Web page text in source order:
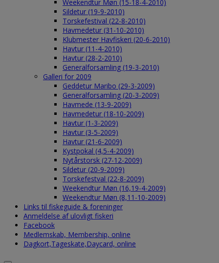
Weekendtur Møn (15-18-4-2010)
Sildetur (19-9-2010)
Torskefestival (22-8-2010)
Havmedetur (31-10-2010)
Klubmester Havfiskeri (20-6-2010)
Havtur (11-4-2010)
Havtur (28-2-2010)
Generalforsamling (19-3-2010)
Galleri for 2009
Geddetur Maribo (29-3-2009)
Generalforsamling (20-3-2009)
Havmede (13-9-2009)
Havmedetur (18-10-2009)
Havtur (1-3-2009)
Havtur (3-5-2009)
Havtur (21-6-2009)
Kystpokal (4,5-4-2009)
Nytårstorsk (27-12-2009)
Sildetur (20-9-2009)
Torskefestval (22-8-2009)
Weekendtur Møn (16,19-4-2009)
Weekendtur Møn (8,11-10-2009)
Links til fiskeguide & foreninger
Anmeldelse af ulovligt fiskeri
Facebook
Medlemskab, Membership, online
Dagkort,Tageskate,Daycard, online